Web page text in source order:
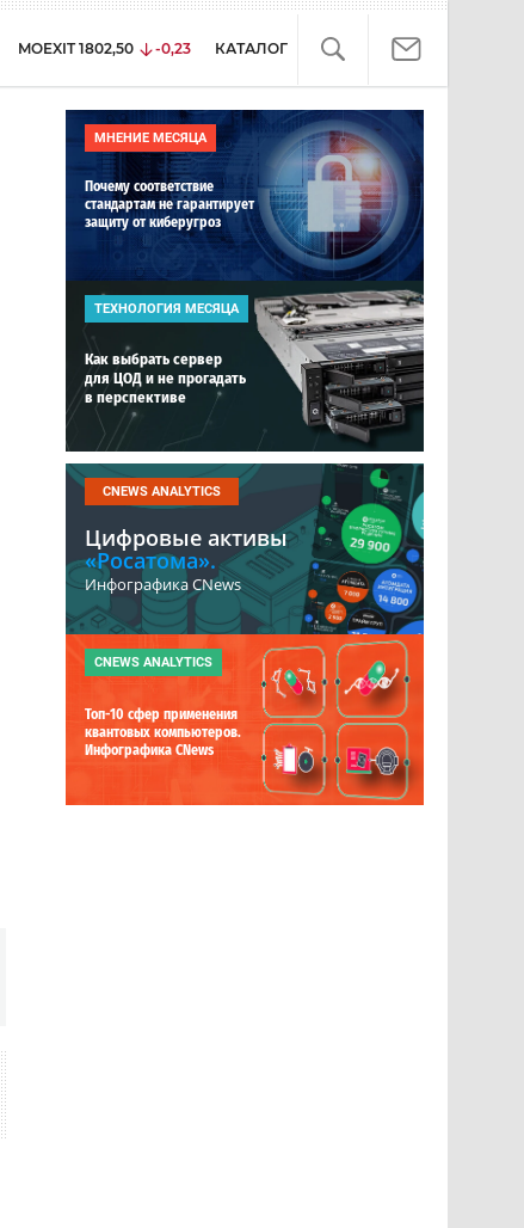
MOEXIT 1802,50 -0,23 КАТАЛОГ
МНЕНИЕ МЕСЯЦА
Почему соответствие
стандартам не гарантирует
защиту от киберугроз
ТЕХНОЛОГИЯ МЕСЯЦА
Как выбрать сервер
для ЦОД и не прогадать
в перспективе
CNEWS ANALYTICS
Цифровые активы
«Росатома».
Инфографика CNews
CNEWS ANALYTICS
Топ-10 сфер применения
квантовых компьютеров.
Инфографика CNews